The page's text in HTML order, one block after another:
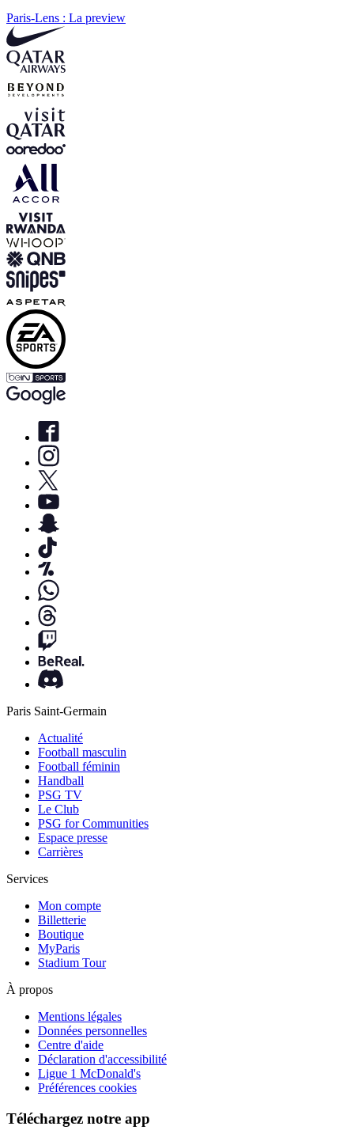
Paris-Lens : La preview
Paris Saint-Germain
Actualité
Football masculin
Football féminin
Handball
PSG TV
Le Club
PSG for Communities
Espace presse
Carrières
Services
Mon compte
Billetterie
Boutique
MyParis
Stadium Tour
À propos
Mentions légales
Données personnelles
Centre d'aide
Déclaration d'accessibilité
Ligue 1 McDonald's
Préférences cookies
Téléchargez notre app